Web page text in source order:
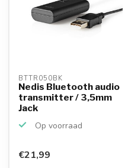
BTTR050BK
Nedis Bluetooth audio
transmitter / 3,5mm
Jack
Op voorraad
€21,99